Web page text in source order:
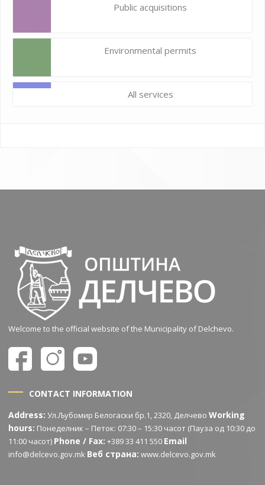
Public acquisitions
Environmental permits
All services
Welcome to the official website of the Municipality of Delchevo.
CONTACT INFORMATION
Address: Ул.Љубомир Белогаски бр.1, 2320, ДелчевоWorking
hours: Понеделник – Петок: 07:30 – 15:30 часот (Пауза од 10:30 до
11:00 часот) Phone / Fax: +389 33 411 550 Email
info@delcevo.gov.mk Веб страна: www.delcevo.gov.mk